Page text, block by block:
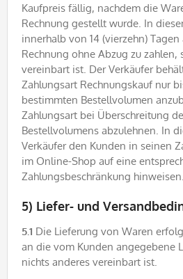
Kaufpreis fällig, nachdem die
Rechnung gestellt wurde. In
innerhalb von 14 (vierzehn) Tagen
Rechnung ohne Abzug zu
vereinbart ist. Der Verkäufer
Zahlungsart Rechnungskauf nur
bestimmten Bestellvolumen
Zahlungsart bei Überschreitung
Bestellvolumens abzulehnen. In
Verkäufer den Kunden in seinen
im Online-Shop auf eine
Zahlungsbeschränkung hinweisen.
5) Liefer- und
5.1 Die Lieferung von Waren
an die vom Kunden angegebene
nichts anderes vereinbart ist.